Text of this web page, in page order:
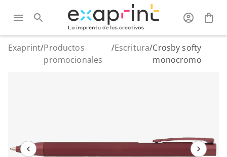
Exaprint/Productos
promocionales
/Escritura/Crosby softy
monocromo